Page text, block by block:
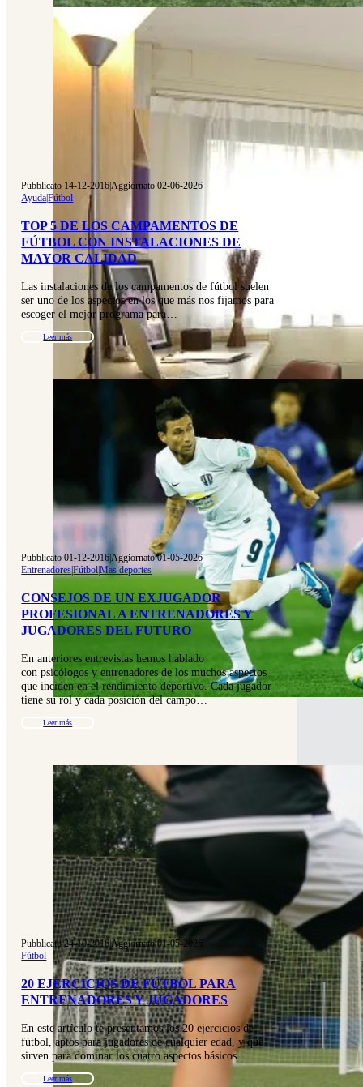
Pubblicato 14-12-2016|Aggiornato 02-06-2026
Ayuda|Fútbol
TOP 5 DE LOS CAMPAMENTOS DE
FÚTBOL CON INSTALACIONES DE
MAYOR CALIDAD
Las instalaciones de los campamentos de fútbol suelen
ser uno de los aspectos en los que más nos fijamos para
escoger el mejor programa para…
Leer más
Pubblicato 01-12-2016|Aggiornato 01-05-2026
Entrenadores|Fútbol|Mas deportes
CONSEJOS DE UN EXJUGADOR
PROFESIONAL A ENTRENADORES Y
JUGADORES DEL FUTURO
En anteriores entrevistas hemos hablado
con psicólogos y entrenadores de los muchos aspectos
que inciden en el rendimiento deportivo. Cada jugador
tiene su rol y cada posición del campo…
Leer más
Pubblicato 24-10-2016|Aggiornato 01-05-2026
Fútbol
20 EJERCICIOS DE FÚTBOL PARA
ENTRENADORES Y JUGADORES
En este artículo te presentamos los 20 ejercicios de
fútbol, aptos para jugadores de cualquier edad, y que
sirven para dominar los cuatro aspectos básicos…
Leer más